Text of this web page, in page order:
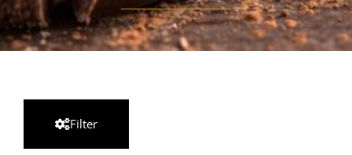
Filter